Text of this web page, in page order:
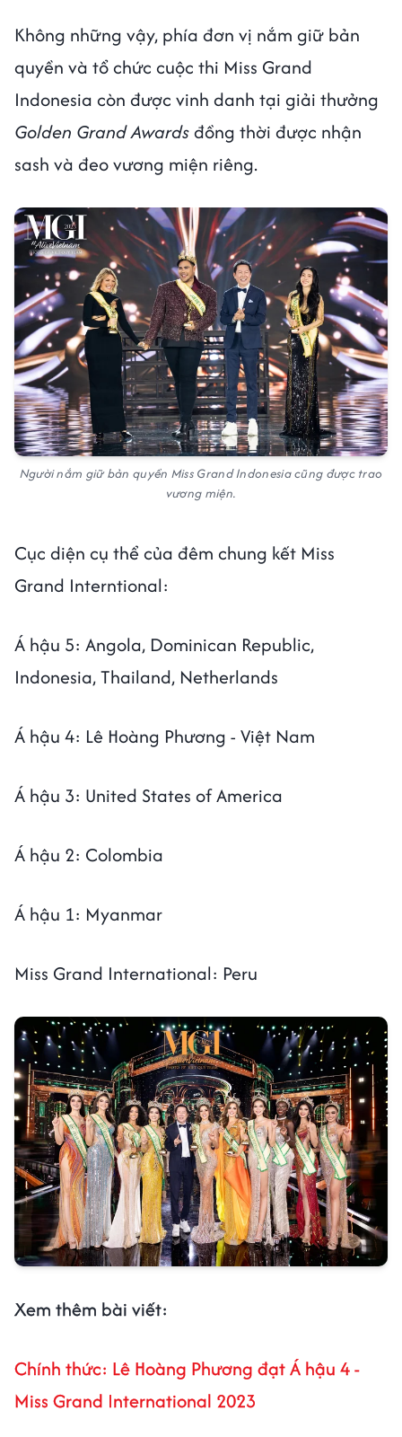
Không những vậy, phía đơn vị nắm giữ bản
quyền và tổ chức cuộc thi Miss Grand
Indonesia còn được vinh danh tại giải thưởng
Golden Grand Awardsđồng thời được nhận
sash và đeo vương miện riêng.
Người nắm giữ bản quyền Miss Grand Indonesia cũng được trao
vương miện.
Cục diện cụ thể của đêm chung kết Miss
Grand Interntional:
Á hậu 5: Angola, Dominican Republic,
Indonesia, Thailand, Netherlands
Á hậu 4: Lê Hoàng Phương - Việt Nam
Á hậu 3: United States of America
Á hậu 2: Colombia
Á hậu 1: Myanmar
Miss Grand International: Peru
Xem thêm bài viết:
Chính thức: Lê Hoàng Phương đạt Á hậu 4 -
Miss Grand International 2023